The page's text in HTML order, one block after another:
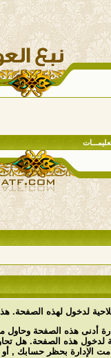
لدخول لهذه الصفحة.
أدنى هذه الصفحة وحاول
لدخول هذه الصفحة. هل
الإدارة بحظر حسابك ,